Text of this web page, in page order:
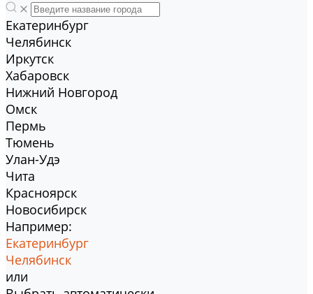
Екатеринбург
Челябинск
Иркутск
Хабаровск
Нижний Новгород
Омск
Пермь
Тюмень
Улан-Удэ
Чита
Красноярск
Новосибирск
Например:
Екатеринбург
Челябинск
или